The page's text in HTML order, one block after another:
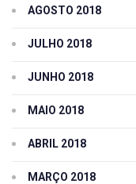
AGOSTO 2018
JULHO 2018
JUNHO 2018
MAIO 2018
ABRIL 2018
MARÇO 2018